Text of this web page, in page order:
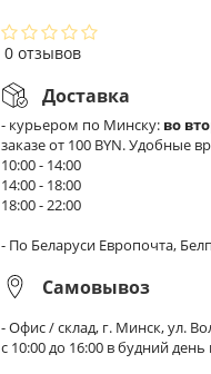
0 отзывов
Доставка
- курьером по Минску: во
заказе от 100 BYN. Удобные
10:00 - 14:00
14:00 - 18:00
18:00 - 22:00
- По Беларуси Европочта,
Самовывоз
- Офис / склад, г. Минск, ул.
с 10:00 до 16:00 в будний